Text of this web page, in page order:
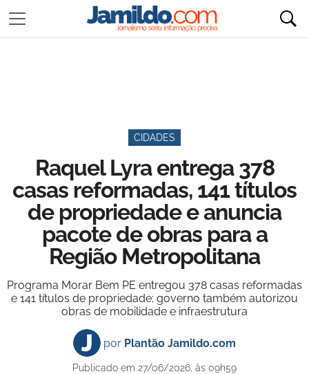
CIDADES
Raquel Lyra entrega 378
casas reformadas, 141 títulos
de propriedade e anuncia
pacote de obras para a
Região Metropolitana
Programa Morar Bem PE entregou 378 casas reformadas
e 141 títulos de propriedade; governo também autorizou
obras de mobilidade e infraestrutura
por Plantão Jamildo.com
Publicado em 27/06/2026, às 09h59